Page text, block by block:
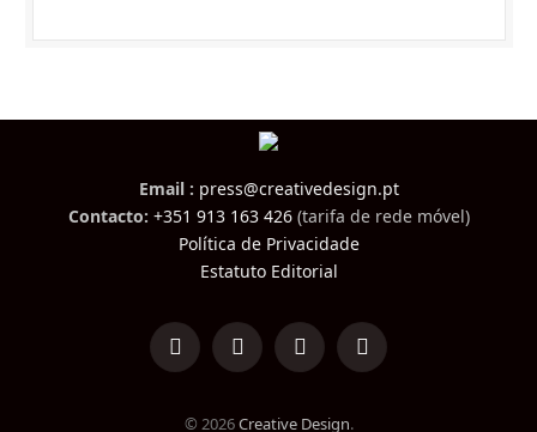
Email : press@creativedesign.pt
Contacto: +351 913 163 426(tarifa de rede móvel)
Política de Privacidade
Estatuto Editorial
LinkedInFacebookInstagramTikTok
© 2026Creative Design.